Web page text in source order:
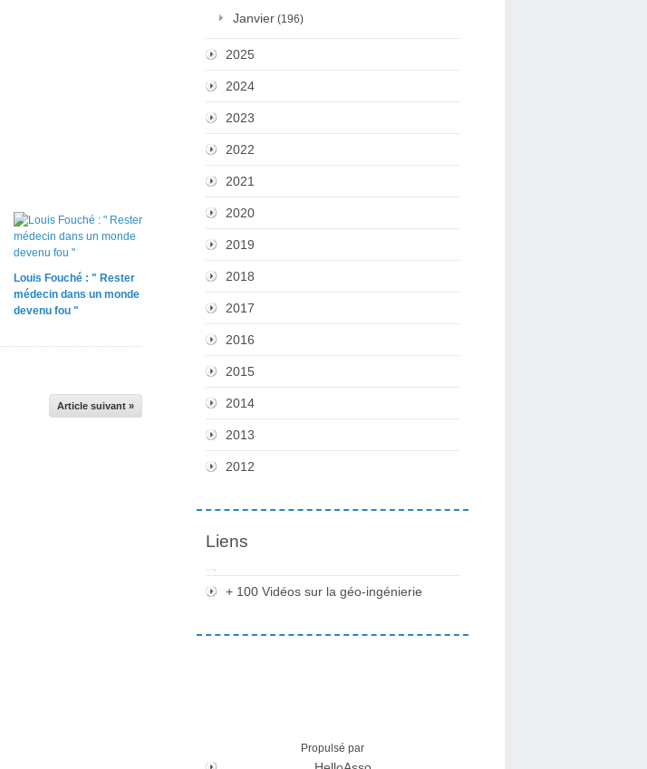
Louis Fouché : " Rester
médecin dans un monde
devenu fou "
Article suivant »
Janvier (196)
2025
2024
2023
2022
2021
2020
2019
2018
2017
2016
2015
2014
2013
2012
Liens
+ 100 Vidéos sur la géo-ingénierie
Propulsé par